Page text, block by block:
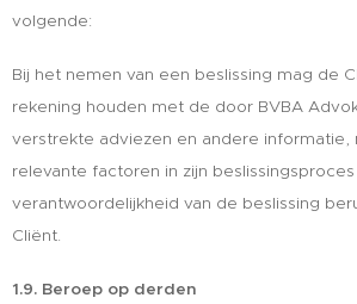
volgende:
Bij het nemen van een beslissing mag de
rekening houden met de door BVBA
verstrekte adviezen en andere informatie,
relevante factoren in zijn
verantwoordelijkheid van de beslissing
Cliënt.
1.9. Beroep op derden